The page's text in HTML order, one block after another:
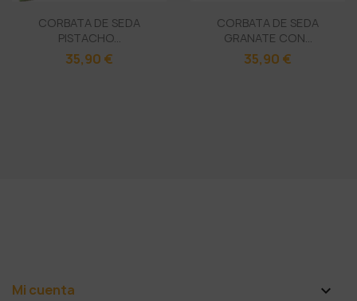
CORBATA DE SEDA
PISTACHO...
35,90 €
CORBATA DE SEDA
GRANATE CON...
35,90 €
Mi cuenta 